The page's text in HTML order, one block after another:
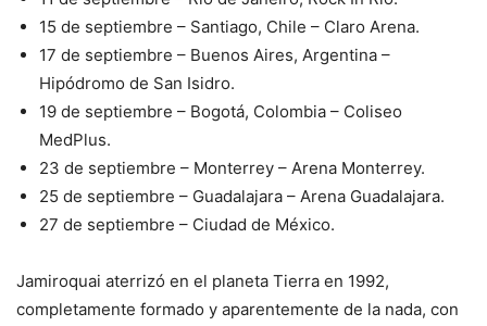
15 de septiembre – Santiago, Chile – Claro Arena.
17 de septiembre – Buenos Aires, Argentina –
Hipódromo de San Isidro.
19 de septiembre – Bogotá, Colombia – Coliseo
MedPlus.
23 de septiembre – Monterrey – Arena Monterrey.
25 de septiembre – Guadalajara – Arena Guadalajara.
27 de septiembre – Ciudad de México.
Jamiroquai aterrizó en el planeta Tierra en 1992,
completamente formado y aparentemente de la nada, con